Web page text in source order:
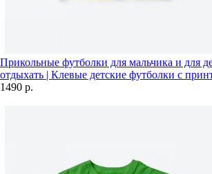
Прикольные футболки для мальчика и для
отдыхать | Клевые детские футболки с
1490 р.